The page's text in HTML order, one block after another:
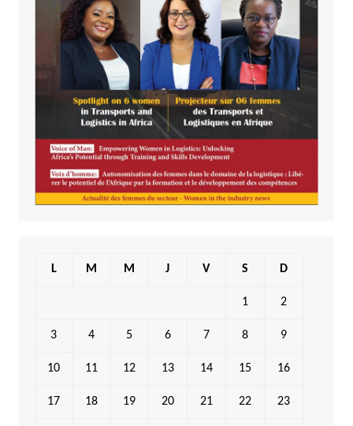
L M M J V S D
1 2
3 4 5 6 7 8 9
10 11 12 13 14 15 16
17 18 19 20 21 22 23